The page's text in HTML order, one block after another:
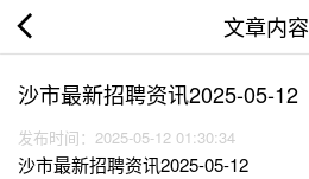
文章内容
沙市最新招聘资讯2025-05-12
发布时间：2025-05-12 01:30:34
沙市最新招聘资讯2025-05-12